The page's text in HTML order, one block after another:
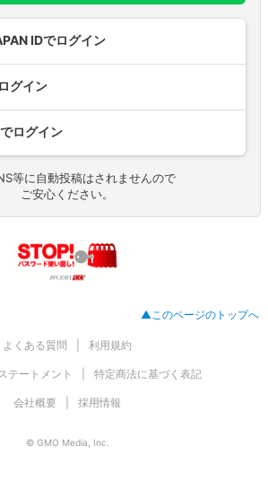
IDでログイン
グイン
ログイン
等に自動投稿はされませんので
ご安心ください。
▲このページのトップへ
よくある質問 利用規約
テートメント 特定商法に基づく表記
会社概要 採用情報
© GMO Media, Inc.